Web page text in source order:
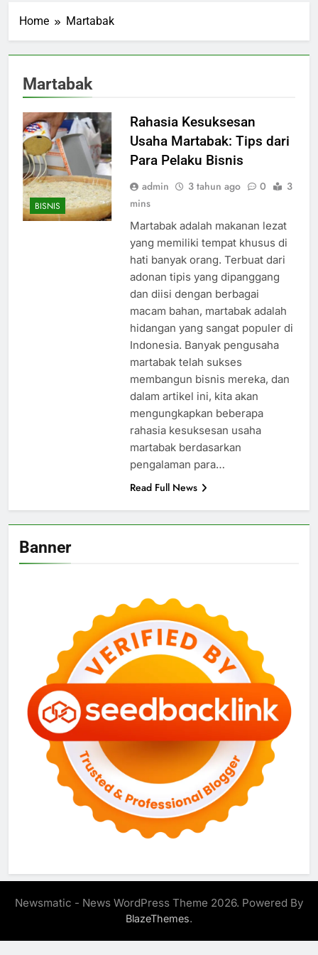
Home Martabak
Martabak
BISNIS
Rahasia Kesuksesan
Usaha Martabak: Tips dari
Para Pelaku Bisnis
admin 3 tahun ago 0
3
mins
Martabak adalah makanan lezat
yang memiliki tempat khusus di
hati banyak orang. Terbuat dari
adonan tipis yang dipanggang
dan diisi dengan berbagai
macam bahan, martabak adalah
hidangan yang sangat populer di
Indonesia. Banyak pengusaha
martabak telah sukses
membangun bisnis mereka, dan
dalam artikel ini, kita akan
mengungkapkan beberapa
rahasia kesuksesan usaha
martabak berdasarkan
pengalaman para…
Read Full News
Banner
Newsmatic - News WordPress Theme 2026. Powered By
BlazeThemes.